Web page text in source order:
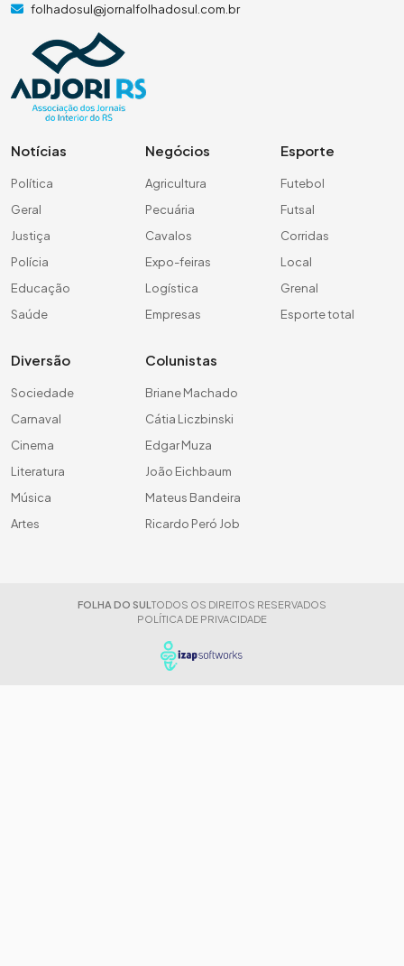
folhadosul@jornalfolhadosul.com.br
Notícias
Política
Geral
Justiça
Polícia
Educação
Saúde
Negócios
Agricultura
Pecuária
Cavalos
Expo-feiras
Logística
Empresas
Esporte
Futebol
Futsal
Corridas
Local
Grenal
Esporte total
Diversão
Sociedade
Carnaval
Cinema
Literatura
Música
Artes
Colunistas
Briane Machado
Cátia Liczbinski
Edgar Muza
João Eichbaum
Mateus Bandeira
Ricardo Peró Job
FOLHA DO SUL TODOS OS DIREITOS RESERVADOS
POLÍTICA DE PRIVACIDADE